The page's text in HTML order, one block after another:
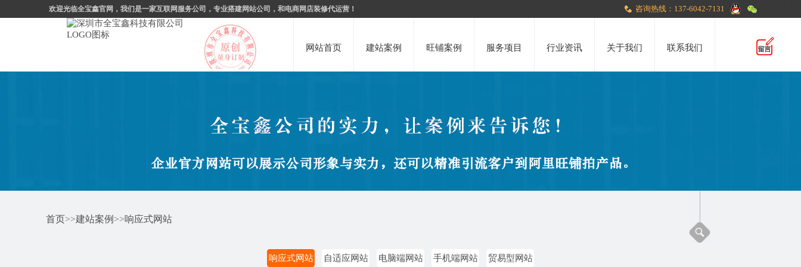
欢迎光临全宝鑫官网，我们是一家互联网服务公司，专业搭建网站公司，和电商网店装修代运营！ 咨询热线：137-6042-7131
网站首页 建站案例 旺铺案例 服务项目 行业资讯 关于我们 联系我们
首页>>建站案例 >>响应式网站
响应式网站 自适应网站 电脑端网站 手机端网站 贸易型网站